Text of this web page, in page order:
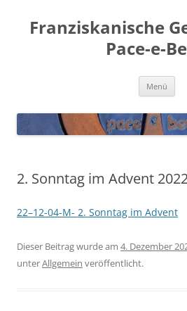
Franziskanische
Pace-e-
Menü
2. Sonntag im Advent
22–12-04-M- 2. Sonn­tag im Advent
Dieser Beitrag wurde am 4. Dezember
unterAllgemein veröffentlicht.